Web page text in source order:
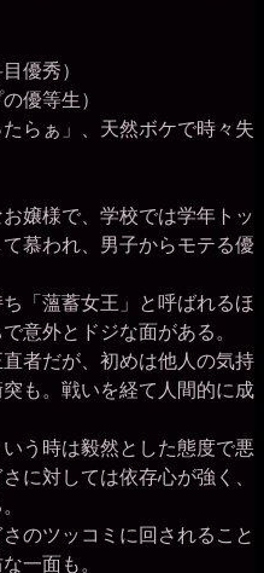
優秀）
優等生）
らぁ」、天然ボケで時々失
嬢様で、学校では学年トッ
慕われ、男子からモテる優
「薀蓄女王」と呼ばれるほ
意外とドジな面がある。
者だが、初めは他人の気持
も。戦いを経て人間的に成
う時は毅然とした態度で悪
に対しては依存心が強く、
のツッコミに回されること
一面も。